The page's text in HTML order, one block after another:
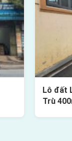
Lô đất
Trù